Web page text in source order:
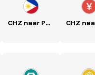
CHZ naar PHP